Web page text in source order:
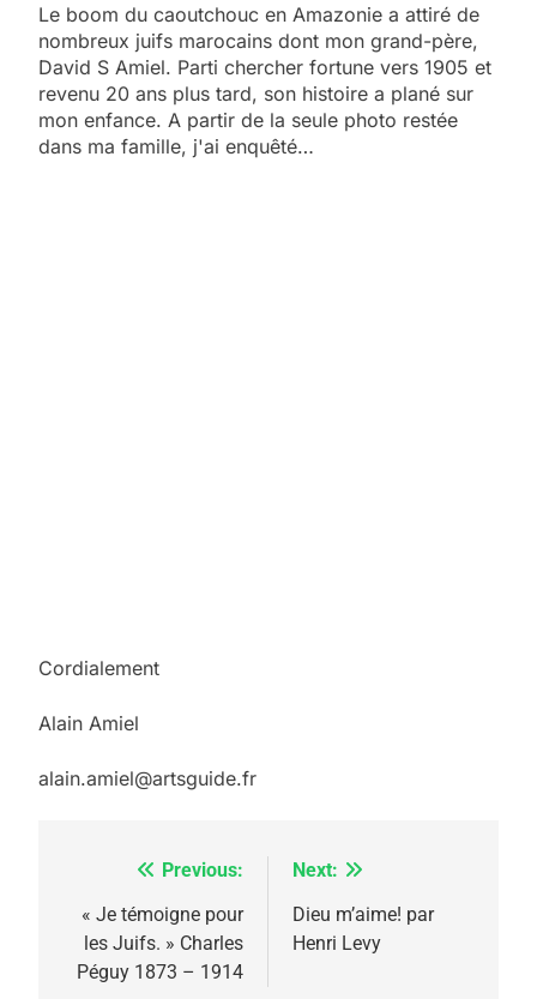
Le boom du caoutchouc en Amazonie a attiré de
nombreux juifs marocains dont mon grand-père,
David S Amiel. Parti chercher fortune vers 1905 et
revenu 20 ans plus tard, son histoire a plané sur
mon enfance. A partir de la seule photo restée
dans ma famille, j'ai enquêté…
Cordialement
Alain Amiel
alain.amiel@artsguide.fr
Navigation
de
l’article
Previous:
« Je témoigne pour
les Juifs. » Charles
Péguy 1873 – 1914
Next:
Dieu m’aime! par
Henri Levy